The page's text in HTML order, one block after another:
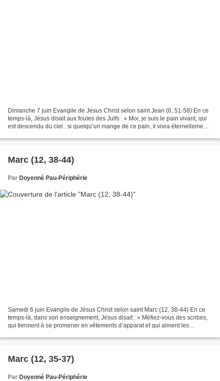
Dimanche 7 juin Evangile de Jésus Christ selon saint Jean (6, 51-58) En ce
temps-là, Jésus disait aux foules des Juifs : « Moi, je suis le pain vivant, qui
est descendu du ciel : si quelqu’un mange de ce pain, il vivra éternellement.
Marc (12, 38-44)
Par Doyenné Pau-Périphérie
Samedi 6 juin Evangile de Jésus Christ selon saint Marc (12, 38-44) En ce
temps-là, dans son enseignement, Jésus disait : « Méfiez-vous des scribes,
qui tiennent à se promener en vêtements d’apparat et qui aiment les
Marc (12, 35-37)
Par Doyenné Pau-Périphérie